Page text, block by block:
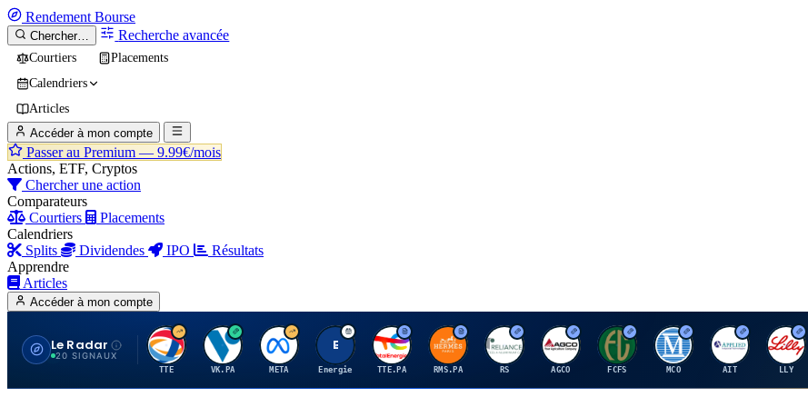
Rendement Bourse
Chercher… Recherche avancée
Courtiers
Placements
Calendriers
Articles
Accéder à mon compte
Passer au Premium — 9.99€/mois
Actions, ETF, Cryptos
Chercher une action
Comparateurs
Courtiers
Placements
Calendriers
Splits
Dividendes IPO
Résultats
Apprendre
Articles
Accéder à mon compte
Le Radar
20 SIGNAUX
T
TTE
V
VK.PA
M
META
E
Energie
T
TTE.PA
H
RMS.PA
R
RS
A
AGCO
F
FCFS
M
MCO
A
AIT
E
LLY